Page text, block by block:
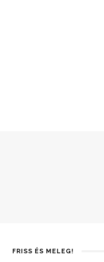
FRISS ÉS MELEG!